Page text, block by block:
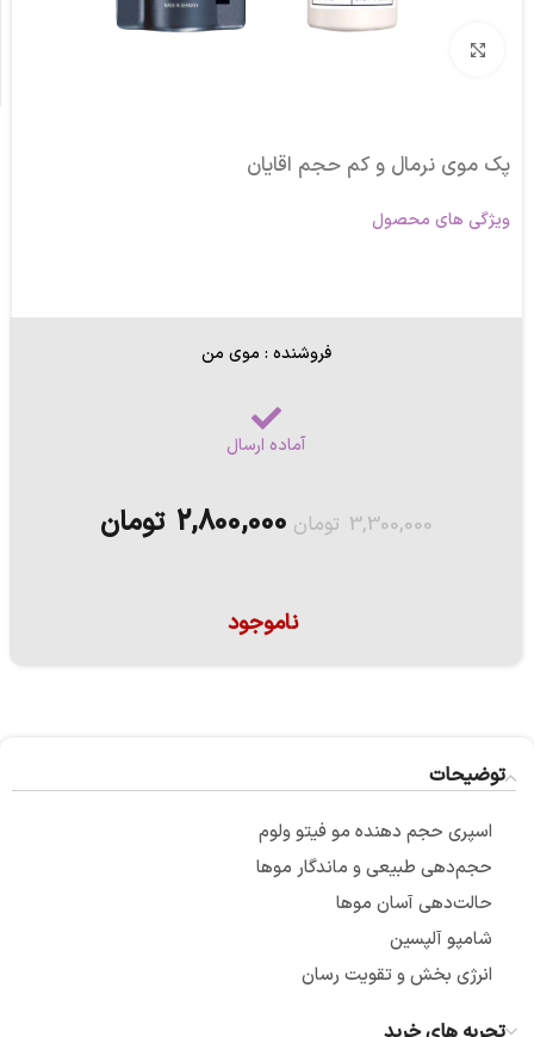
پک موی نرمال و کم حجم اقایان
ویژگی های محصول
فروشنده : موی من
آماده ارسال
3,300,000 تومان 2,800,000 تومان
ناموجود
توضیحات
اسپری حجم دهنده مو فیتو ولوم
حجم‌دهی طبیعی و ماندگار موها
حالت‌دهی آسان موها
شامپو آلپسین
انرژی بخش و تقویت رسان